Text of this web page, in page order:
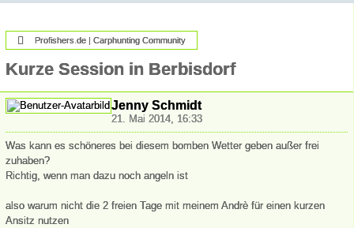
Profishers.de | Carphunting Community
Kurze Session in Berbisdorf
Jenny Schmidt
21. Mai 2014, 16:33
Was kann es schöneres bei diesem bomben Wetter geben außer frei
zuhaben?
Richtig, wenn man dazu noch angeln ist
also warum nicht die 2 freien Tage mit meinem Andrè für einen kurzen
Ansitz nutzen